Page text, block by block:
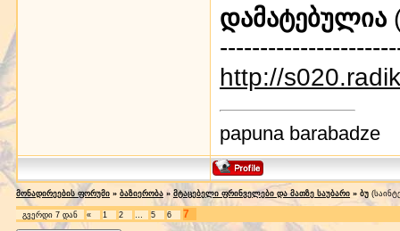
დამატებულია
http://
papuna barabadze
მონადირეების ფორუმი » ბაზიერობა » მტაცებელი ფრინველები და მათზე საუბარი » ბუ
გვერდი 7 დან « 1 2 … 5 6 7